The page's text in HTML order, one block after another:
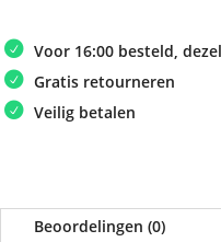
Voor 16:00 besteld,
Gratis retourneren
Veilig betalen
Beoordelingen (0)